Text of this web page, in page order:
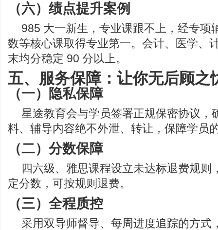
（六）绩点提升案例
985 大一新生，专业课跟不上，经专项
数等核心课取得专业第一。会计、医学、
末均分稳定 90 分以上。
五、服务保障：让你无后顾之
（一）隐私保障
星途教育会与学员签署正规保密协议，
料、辅导内容绝不外泄、转让，保障学员
（二）分数保障
四六级、雅思课程设立未达标退费规则
定分数，可按规则退费。
（三）全程质控
采用双导师督导、每周进度追踪的方式